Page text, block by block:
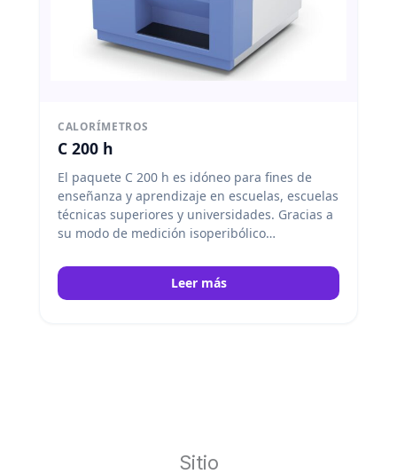
CALORÍMETROS
C 200 h
El paquete C 200 h es idóneo para fines de
enseñanza y aprendizaje en escuelas, escuelas
técnicas superiores y universidades. Gracias a
su modo de medición isoperibólico
laboratorios industriales con un número de
análisis reducido. El calorímetro de
Leer más
Sitio